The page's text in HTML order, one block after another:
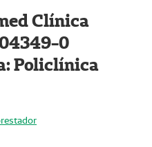
Clínica
0
Policlínica